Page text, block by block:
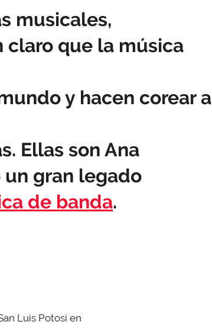
musicales,
claro que la música
y hacen corear a
Ellas son Ana
un gran legado
de banda.
Luis Potosí en